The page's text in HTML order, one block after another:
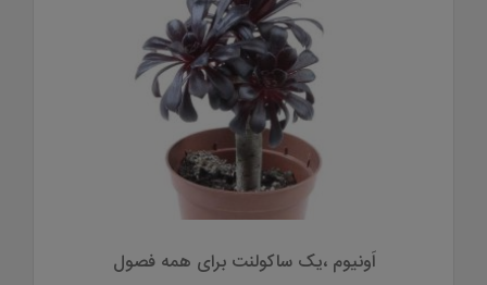
اَونیوم ،یک ساکولنت برای همه فصول